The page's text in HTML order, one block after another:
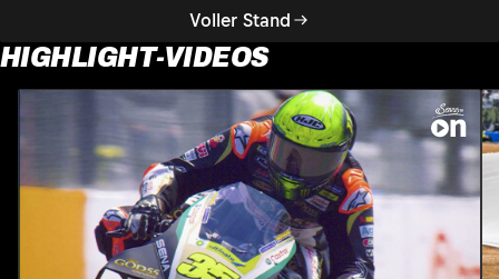
Voller Stand
HIGHLIGHT-VIDEOS